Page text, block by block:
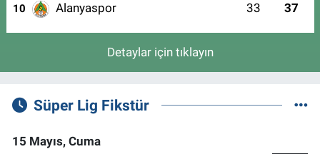
10 Alanyaspor 33 37
Detaylar için tıklayın
Süper Lig Fikstür
15 Mayıs, Cuma